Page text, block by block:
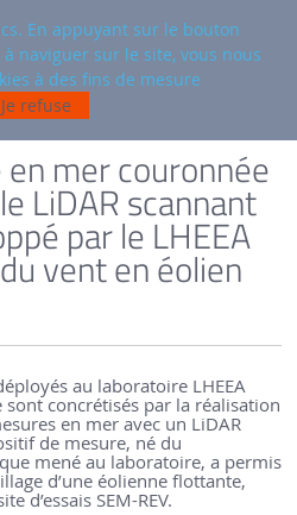
fr
En appuyant sur le bouton
naviguer sur le site, vous nous
à des fins de mesure
Je refuse
mer couronnée
LiDAR scannant
par le LHEEA
vent en éolien
au laboratoire LHEEA
sont concrétisés par la réalisation
en mer avec un LiDAR
de mesure, né du
mené au laboratoire, a permis
d’une éolienne flottante,
d’essais SEM-REV.